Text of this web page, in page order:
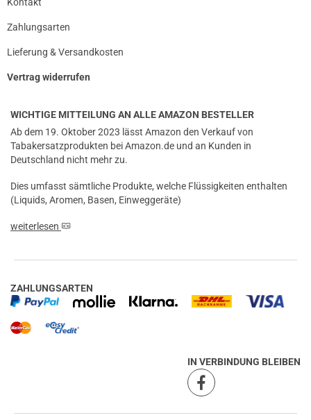
Zahlungsarten
Lieferung & Versandkosten
Vertrag widerrufen
WICHTIGE MITTEILUNG AN ALLE AMAZON BESTELLER
Ab dem 19. Oktober 2023 lässt Amazon den Verkauf von
Tabakersatzprodukten bei Amazon.de und an Kunden in
Deutschland nicht mehr zu.
Dies umfasst sämtliche Produkte, welche Flüssigkeiten enthalten
(Liquids, Aromen, Basen, Einweggeräte)
weiterlesen
ZAHLUNGSARTEN
IN VERBINDUNG BLEIBEN